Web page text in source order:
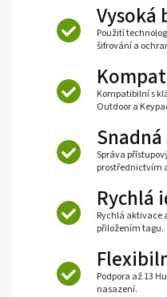
Vysoká
Použití
šifrování a
Kompatibilní s
Outdoor a
Snadná
Správa
prostřednictvím
Rychlá
Rychlá aktivace
přiložením tagu.
Podpora až 13
nasazení.